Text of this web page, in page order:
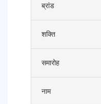
ब्रांड
शक्ति
समारोह
नाम